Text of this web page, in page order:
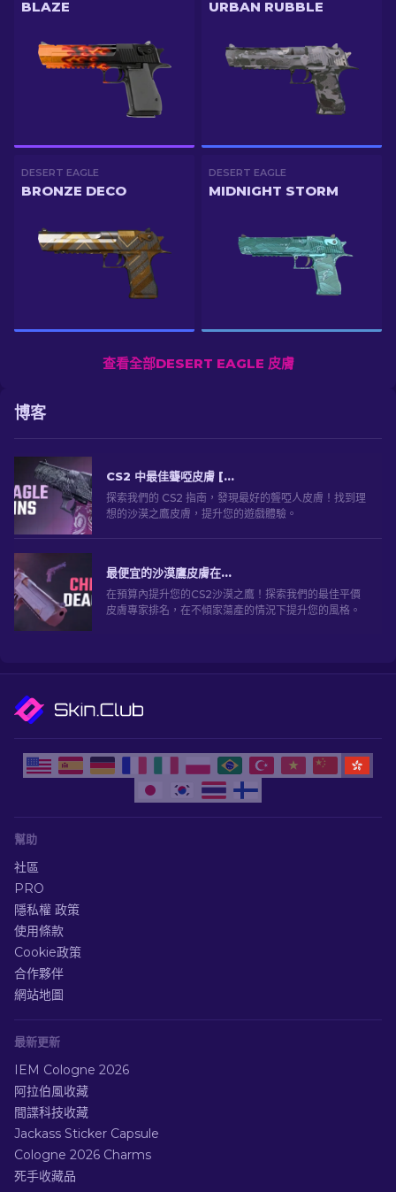
BLAZE URBAN RUBBLE
DESERT EAGLE
BRONZE DECO
DESERT EAGLE
MIDNIGHT STORM
查看全部DESERT EAGLE 皮膚
博客
CS2 中最佳聾啞皮膚 [2026]
探索我們的 CS2 指南，發現最好的聾啞人皮膚！找到理
想的沙漠之鷹皮膚，提升您的遊戲體驗。
最便宜的沙漠鷹皮膚在CS2
在預算內提升您的CS2沙漠之鷹！探索我們的最佳平價
皮膚專家排名，在不傾家蕩產的情況下提升您的風格。
幫助
社區
PRO
隱私權 政策
使用條款
Cookie政策
合作夥伴
網站地圖
最新更新
IEM Cologne 2026
阿拉伯風收藏
間諜科技收藏
Jackass Sticker Capsule
Cologne 2026 Charms
死手收藏品